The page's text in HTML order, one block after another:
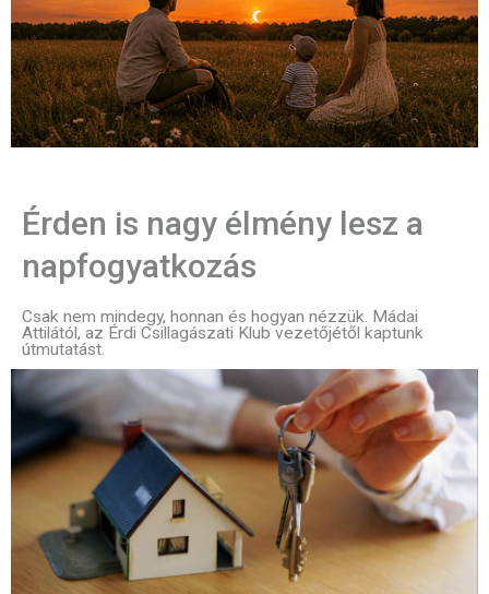
Érden is nagy élmény lesz a
napfogyatkozás
Csak nem mindegy, honnan és hogyan nézzük. Mádai
Attilától, az Érdi Csillagászati Klub vezetőjétől kaptunk
útmutatást.